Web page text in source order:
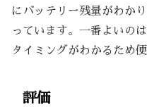
にバッテリー残量がわか
っています。一番よいの
タイミングがわかるため
評価